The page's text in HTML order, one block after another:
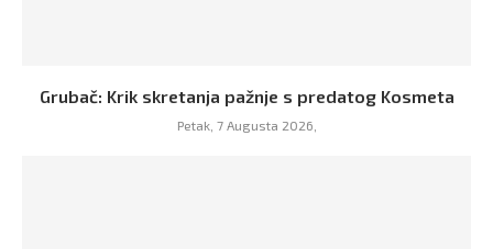
Grubač: Krik skretanja pažnje s predatog Kosmeta
Petak, 7 Augusta 2026,